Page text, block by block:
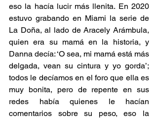
eso la hacía lucir más llenita. En 2020
estuvo grabando en Miami la serie de
La Doña, al lado de Aracely Arámbula,
quien era su mamá en la historia, y
Danna decía: ‘O sea, mi mamá está más
delgada, vean su cintura y yo gorda’;
todos le decíamos en el foro que ella es
muy bonita, pero de repente en sus
redes había quienes le hacían
comentarios sobre su peso, eso la